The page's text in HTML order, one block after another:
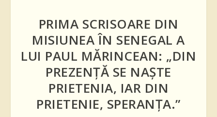
PRIMA SCRISOARE DIN
MISIUNEA ÎN SENEGAL A
LUI PAUL MĂRINCEAN: „DIN
PREZENȚĂ SE NAȘTE
PRIETENIA, IAR DIN
PRIETENIE, SPERANȚA.”